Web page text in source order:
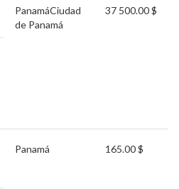
PanamáCiudad
de Panamá
37 500.00 $
Panamá 165.00 $